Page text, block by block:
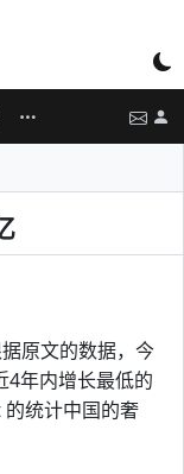
原文的数据，今
4年内增长最低的
统计中国的奢